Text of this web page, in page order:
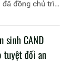
đồng chủ trì
của lực lượng
sinh CAND
tuyệt đối an